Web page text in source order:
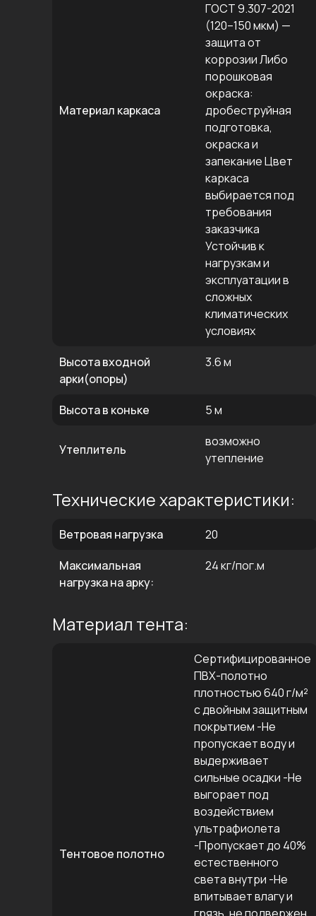
Материал каркаса
ГОСТ 9.307-2021
(120–150 мкм) —
защита от
коррозии Либо
порошковая
окраска:
дробеструйная
подготовка,
окраска и
запекание Цвет
каркаса
выбирается под
требования
заказчика
Устойчив к
нагрузкам и
эксплуатации в
сложных
климатических
условиях
Высота входной
арки(опоры)
3.6 м
Высота в коньке 5 м
Утеплитель
возможно
утепление
Технические характеристики:
Ветровая нагрузка
20
Максимальная
нагрузка на арку:
24 кг/пог.м
Материал тента:
Тентовое полотно
Сертифицированное
ПВХ-полотно
плотностью 640 г/м²
с двойным защитным
покрытием -Не
пропускает воду и
выдерживает
сильные осадки -Не
выгорает под
воздействием
ультрафиолета
-Пропускает до 40%
естественного
света внутри -Не
впитывает влагу и